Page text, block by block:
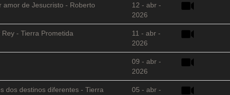
amor de Jesucristo - Roberto
12 - abr -
2026
- Tierra Prometida
11 - abr -
2026
09 - abr -
2026
dos destinos diferentes - Tierra
05 - abr -